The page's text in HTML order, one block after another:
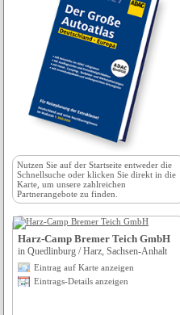
Nutzen Sie auf der Startseite entweder die
Schnellsuche oder klicken Sie direkt in die
Karte, um unsere zahlreichen
Partnerangebote zu finden.
Harz-Camp Bremer Teich GmbH
in Quedlinburg / Harz, Sachsen-Anhalt
Eintrag auf Karte anzeigen
Eintrags-Details anzeigen